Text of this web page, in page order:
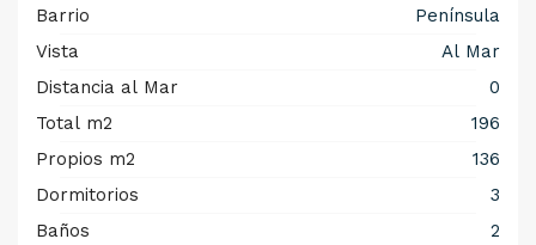
Barrio
Península
Vista
Al Mar
Distancia al Mar
0
Total m2
196
Propios m2
136
Dormitorios
3
Baños
2